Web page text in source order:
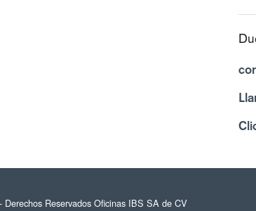
Derechos Reservados Oficinas IBS SA de CV